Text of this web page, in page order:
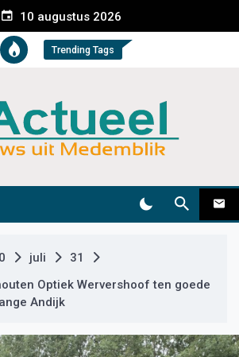
10 augustus 2026
Trending Tags
Actueel
juli
31
Optiek Wervershoof ten goede
Andijk